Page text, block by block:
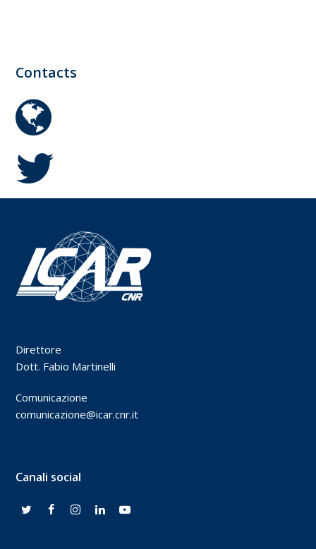
Contacts
Twitter
Direttore
Dott. Fabio Martinelli
Comunicazione
comunicazione@icar.cnr.it
Canali social